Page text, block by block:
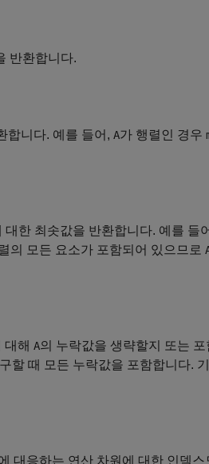
반환합니다.
합니다. 예를 들어, A가 행렬인 경우
대한 최솟값을 반환합니다. 예를 들
의 모든 요소가 포함되어 있으므로
대해 A의 누락값을 생략할지 또는
할 때 모든 누락값을 포함합니다.
대응하는 연산 차원에 대한 인덱스